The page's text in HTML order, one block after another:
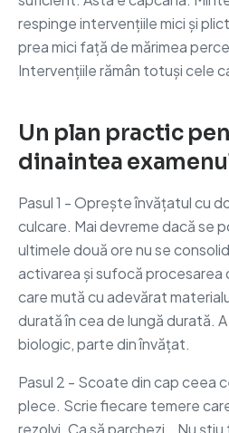
respinge intervențiile mici și
prea mici față de mărimea
Intervențiile rămân totuși cele
Un plan practic
dinaintea
Pasul 1 - Oprește învățatul cu
culcare. Mai devreme dacă se
ultimele două ore nu se
activarea și sufocă procesarea
care mută cu adevărat
durată în cea de lungă durată.
biologic, parte din învățat.
Pasul 2 - Scoate din cap ceea
plece. Scrie fiecare temere
rezolvi. Ca să parchezi. „Nu